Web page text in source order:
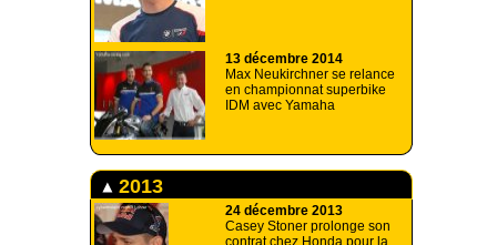
13 décembre 2014
Max Neukirchner se relance
en championnat superbike
IDM avec Yamaha
2013
24 décembre 2013
Casey Stoner prolonge son
contrat chez Honda pour la